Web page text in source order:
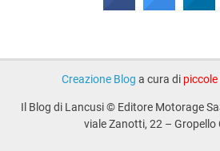
Creazione Blog a cura di piccole
Il Blog di Lancusi © Editore Motorage
viale Zanotti, 22 – Gropello